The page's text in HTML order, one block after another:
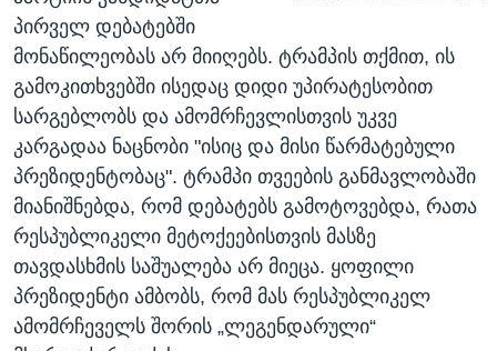
პირველ დებატებში
მონაწილეობას არ მიიღებს. ტრამპის თქმით, ის
გამოკითხვებში ისედაც დიდი უპირატესობით
სარგებლობს და ამომრჩევლისთვის უკვე
კარგადაა ნაცნობი "ისიც და მისი წარმატებული
პრეზიდენტობაც". ტრამპი თვეების განმავლობაში
მიანიშნებდა, რომ დებატებს გამოტოვებდა, რათა
რესპუბლიკელი მეტოქეებისთვის მასზე
თავდასხმის საშუალება არ მიეცა. ყოფილი
პრეზიდენტი ამბობს, რომ მას რესპუბლიკელ
ამომრჩეველს შორის „ლეგენდარული“